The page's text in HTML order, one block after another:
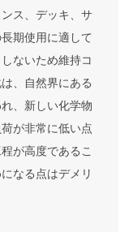
ス、デッキ、サ
期使用に適して
ないため維持コ
、自然界にある
、新しい化学物
が非常に低い点
が高度であるこ
なる点はデメリ